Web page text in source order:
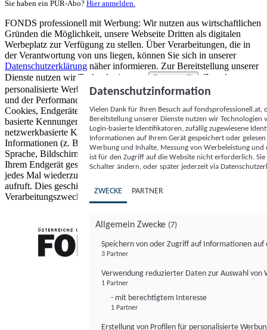
Sie haben ein PUR-Abo? Hier anmelden.
FONDS professionell mit Werbung: Wir nutzen aus wirtschaftlichen
Gründen die Möglichkeit, unsere Webseite Dritten als digitalen
Werbeplatz zur Verfügung zu stellen. Über Verarbeitungen, die in
der Verantwortung von uns liegen, können Sie sich in unserer
Datenschutzerklärung näher informieren. Zur Bereitstellung unserer
Dienste nutzen wir Technologien von
Partnern (5)
. Zwecke:
personalisierte Werbung und Inhalte, Messung von Werbeleistung
und der Performance von Inhalten sowie Zielgruppenforschung.
Cookies, Endgeräte- oder ähnliche Online-Kennungen (z. B. login-
basierte Kennungen, zufällig generierte Kennungen,
netzwerkbasierte Kennungen) können zusammen mit anderen
Informationen (z. B. Browsertyp und Browserinformationen,
Sprache, Bildschirmgröße, unterstützte Technologien usw.) auf
Ihrem Endgerät gespeichert oder von dort ausgelesen werden, um es
jedes Mal wiederzuerkennen, wenn es eine App oder einer Webseite
aufruft. Dies geschieht für einen oder mehrere der hier aufgeführten
Verarbeitungszwecke.
Datenschutzinformation
Vielen Dank für Ihren Besuch auf
Bereitstellung unserer Dienste nutzen wir Technologien
Login-basierte Identifikatoren, zufällig zugewiesene
Informationen auf Ihrem Gerät gespeichert oder
Werbung und Inhalte, Messung von Werbeleistung
ist für den Zugriff auf die Website nicht erforderlich.
Schalter ändern, oder später jederzeit via
ZWECKE PARTNER
Allgemein Zwecke (7)
Speichern von oder Zugriff auf Informationen auf
3 Partner
Verwendung reduzierter Daten zur Auswahl von
1 Partner
- mit berechtigtem Interesse
1 Partner
Erstellung von Profilen für personalisierte
FONDS professionell